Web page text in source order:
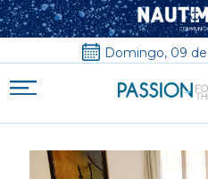
Domingo, 09